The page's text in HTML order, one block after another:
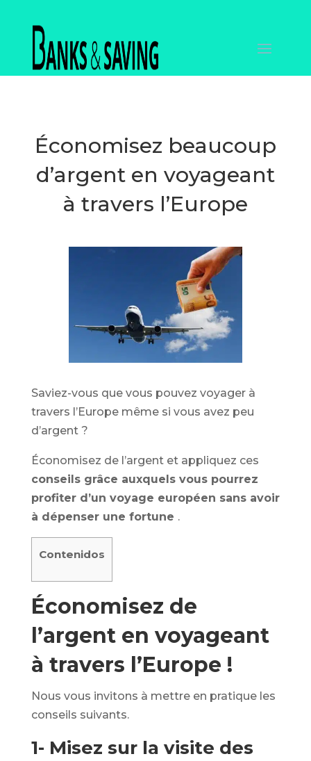
Économisez beaucoup
d’argent en voyageant
à travers l’Europe
Saviez-vous que vous pouvez voyager à
travers l’Europe même si vous avez peu
d’argent ?
Économisez de l’argent et appliquez ces
conseils grâce auxquels vous pourrez
profiter d’un voyage européen sans avoir
à dépenser une fortune .
Contenidos
Économisez de
l’argent en voyageant
à travers l’Europe !
Nous vous invitons à mettre en pratique les
conseils suivants.
1- Misez sur la visite des